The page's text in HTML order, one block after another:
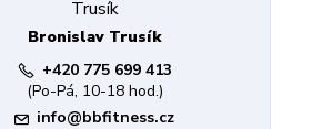
Bronislav Trusík
+420 775 699 413
(Po-Pá, 10-18 hod.)
info@bbfitness.cz